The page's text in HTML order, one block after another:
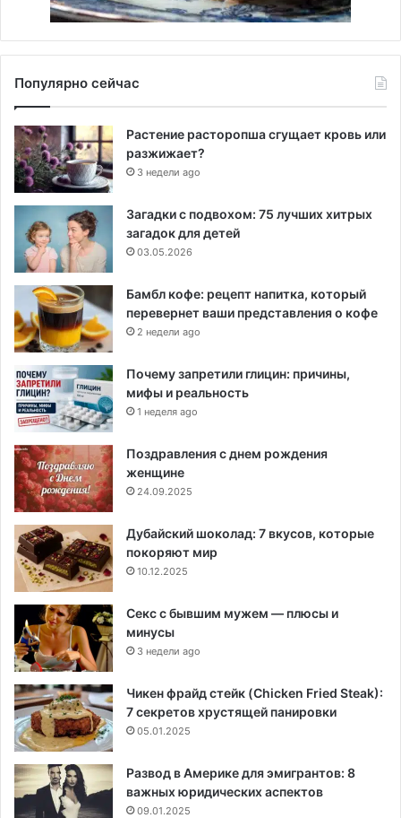
Популярно сейчас
Растение расторопша сгущает кровь или
разжижает?
3 недели ago
Загадки с подвохом: 75 лучших хитрых
загадок для детей
03.05.2026
Бамбл кофе: рецепт напитка, который
перевернет ваши представления о кофе
2 недели ago
Почему запретили глицин: причины,
мифы и реальность
1 неделя ago
Поздравления с днем рождения
женщине
24.09.2025
Дубайский шоколад: 7 вкусов, которые
покоряют мир
10.12.2025
Секс с бывшим мужем — плюсы и
минусы
3 недели ago
Чикен фрайд стейк (Chicken Fried Steak):
7 секретов хрустящей панировки
05.01.2025
Развод в Америке для эмигрантов: 8
важных юридических аспектов
09.01.2025